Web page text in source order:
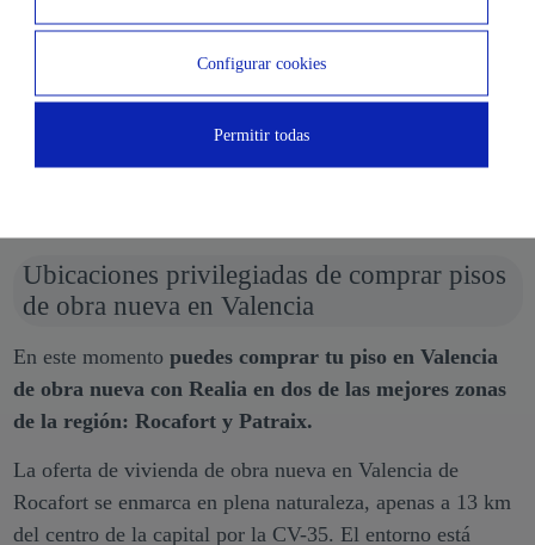
comunicados y que te brinden tanto tranquilidad como
oportunidadde aprovechar cualquier servicio que
Ubicaciones privilegiadas de comprar pisos
de obra nueva en Valencia
En este momento puedes comprar tu piso en Valencia
de obra nueva con Realia en dos de las mejores zonas
de la región: Rocafort y Patraix.
La oferta de vivienda de obra nueva en Valencia de
Rocafort se enmarca en plena naturaleza, apenas a 13 km
del centro de la capital por la CV-35. El entorno está
Configurar cookies
Permitir todas